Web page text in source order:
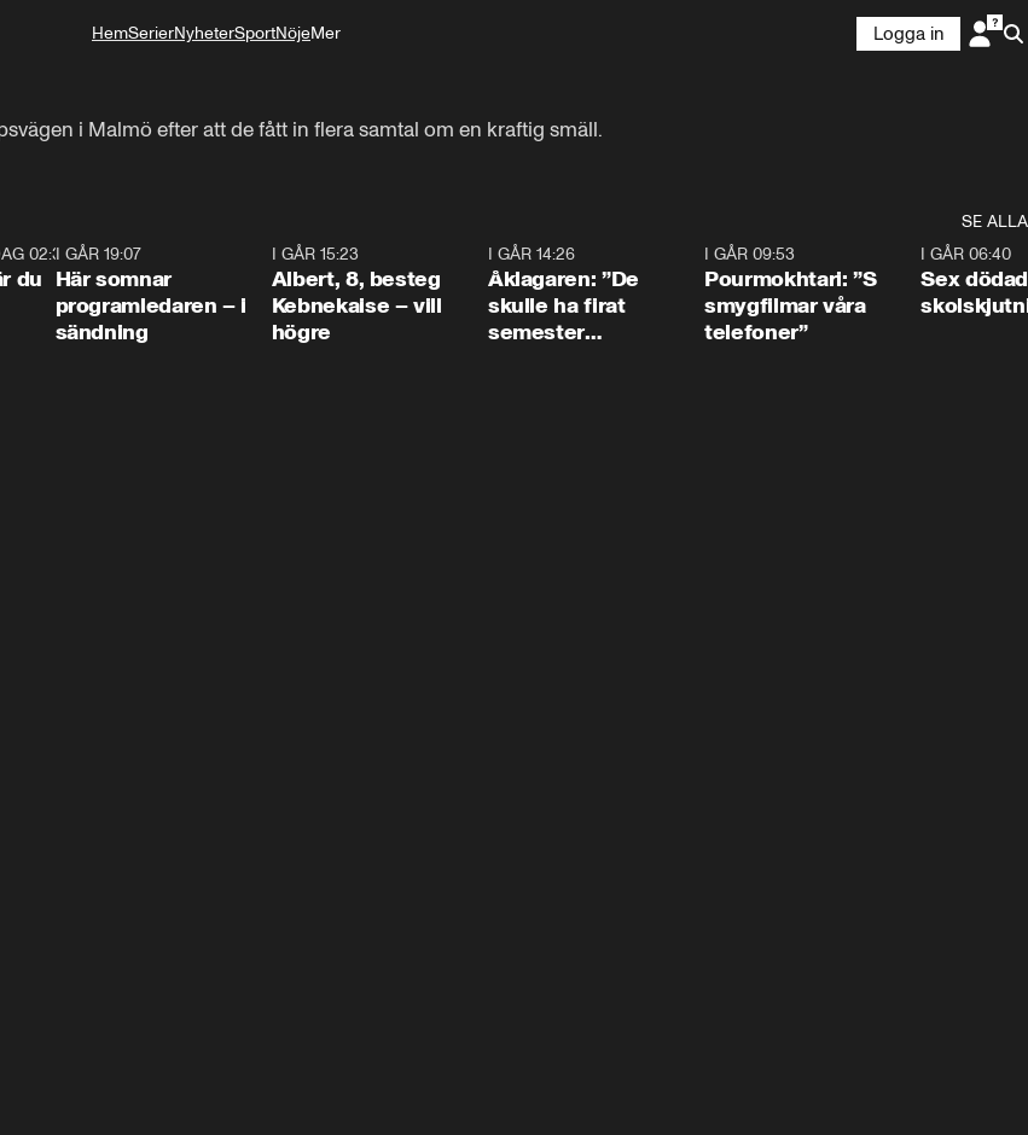
HemSerierNyheterSportNöjeMer
Logga in
i Malmö efter att de fått in flera samtal om en kraftig smäll.
SE ALLA
1:06
02:30
du
I GÅR 19:07
Här somnar
programledaren – i
sändning
I GÅR 15:23
Albert, 8, besteg
Kebnekaise – vill
högre
I GÅR 14:26
Åklagaren: ”De
skulle ha firat
semester
I GÅR 09:53
Pourmokhtari: ”S
smygfilmar våra
telefoner”
I GÅR 06:40
Sex